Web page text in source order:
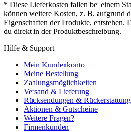
* Diese Lieferkosten fallen bei einem
können weitere Kosten, z. B. aufgrund
Eigenschaften der Produkte, entstehen.
du direkt in der Produktbeschreibung.
Hilfe & Support
Mein Kundenkonto
Meine Bestellung
Zahlungsmöglichkeiten
Versand & Lieferung
Rücksendungen &
Aktionen & Gutscheine
Weitere Fragen?
Firmenkunden